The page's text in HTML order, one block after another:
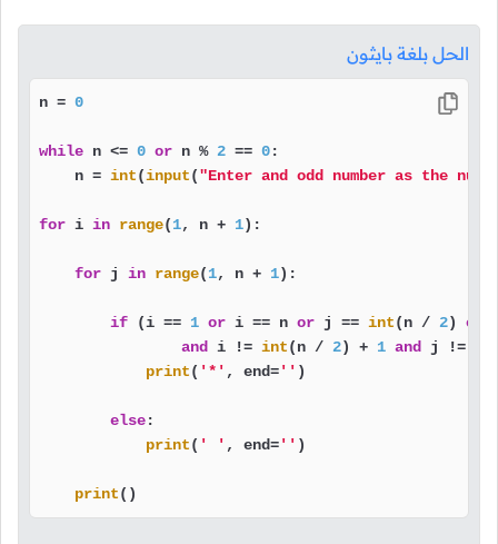
الحل بلغة بايثون
n = 0
while n <= 0 or n % 2 == 0:
    n =
int(input("Enter and odd number as the
for i in range(1, n + 1):
for j in range(1, n + 1):
if (i == 1 or i == n or j == int(n / 2) or
and
i != int(n / 2) + 1 and j !=
print( '*' , end='' )
else:
print( ' ' , end='' )
print()